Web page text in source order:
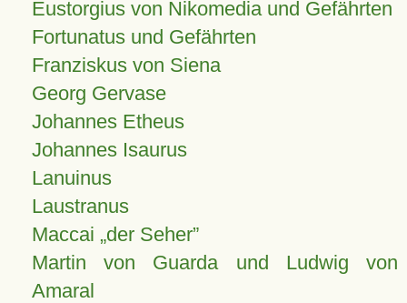
Eustorgius von Nikomedia und Gefährten
Fortunatus und Gefährten
Franziskus von Siena
Georg Gervase
Johannes Etheus
Johannes Isaurus
Lanuinus
Laustranus
Maccai „der Seher”
Martin von Guarda und Ludwig von
Amaral